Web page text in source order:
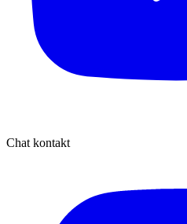
Chat kontakt